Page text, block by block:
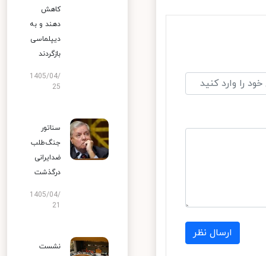
ارسال نظر
کاهش
دهند و به
دیپلماسی
بازگردند
1405/04/
25
سناتور
جنگ‌طلب
ضدایرانی
درگذشت
1405/04/
نشست